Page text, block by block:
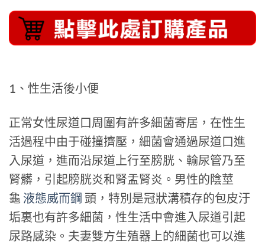
1、性生活後小便
正常女性尿道口周圍有許多細菌寄居，在性生
活過程中由于碰撞擠壓，細菌會通過尿道口進
入尿道，進而沿尿道上行至膀胱、輸尿管乃至
腎髒，引起膀胱炎和腎盂腎炎。男性的陰莖
龜 液態威而鋼 頭，特別是冠狀溝積存的包皮汙
垢裏也有許多細菌，性生活中會進入尿道引起
尿路感染。夫妻雙方生殖器上的細菌也可以進